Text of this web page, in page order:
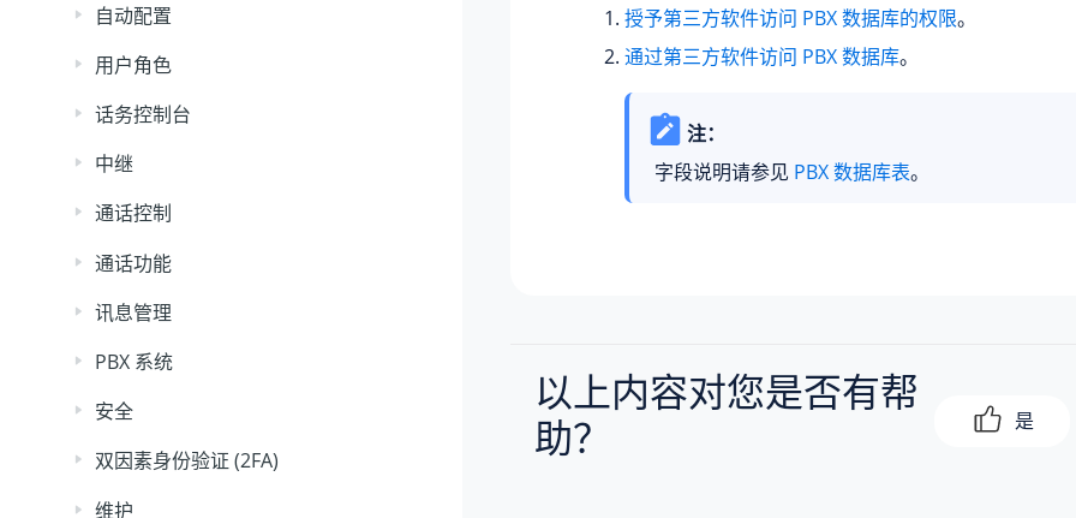
自动配置
用户角色
话务控制台
中继
通话控制
通话功能
讯息管理
PBX 系统
安全
双因素身份验证 (2FA)
维护
授予第三方软件访问 PBX 数据库的权限。
通过第三方软件访问 PBX 数据库。
注：
字段说明请参见 PBX 数据库表。
以上内容对您是否有帮
助？
是